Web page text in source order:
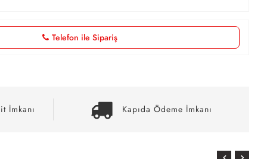
Telefon ile Sipariş
İmkanı Kapıda Ödeme İmkanı